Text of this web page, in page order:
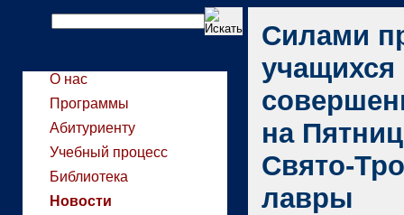
О нас
Программы
Абитуриенту
Учебный процесс
Библиотека
Новости
Силами
на
Свято-
лавры